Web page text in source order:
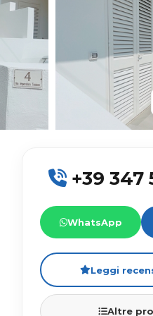
+39 347
WhatsApp
Leggi
Altre